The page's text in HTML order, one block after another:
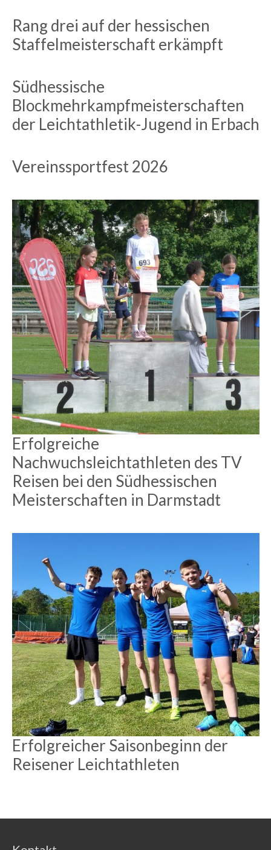
Rang drei auf der hessischen
Staffelmeisterschaft erkämpft
Südhessische
Blockmehrkampfmeisterschaften
der Leichtathletik-Jugend in Erbach
Vereinssportfest 2026
Erfolgreiche
Nachwuchsleichtathleten des TV
Reisen bei den Südhessischen
Meisterschaften in Darmstadt
Erfolgreicher Saisonbeginn der
Reisener Leichtathleten